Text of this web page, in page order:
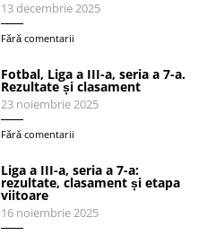
13 decembrie 2025
Fără comentarii
Fotbal, Liga a III-a, seria a 7-a.
Rezultate și clasament
23 noiembrie 2025
Fără comentarii
Liga a III-a, seria a 7-a:
rezultate, clasament și etapa
viitoare
16 noiembrie 2025